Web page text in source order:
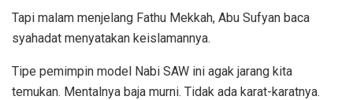
Tapi malam menjelang Fathu Mekkah, Abu Sufyan baca
syahadat menyatakan keislamannya.
Tipe pemimpin model Nabi SAW ini agak jarang kita
temukan. Mentalnya baja murni. Tidak ada karat-karatnya.